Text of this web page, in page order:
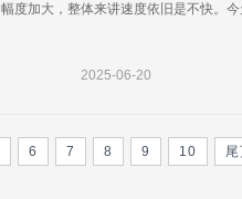
幅度加大，整体来讲速度依旧是不快。
2025-06-20
6 7 8 9 10